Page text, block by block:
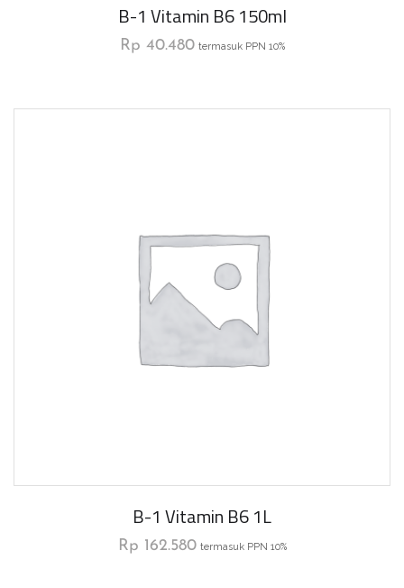
B-1 Vitamin B6 150ml
Rp 40.480 termasuk PPN 10%
B-1 Vitamin B6 1L
Rp 162.580 termasuk PPN 10%